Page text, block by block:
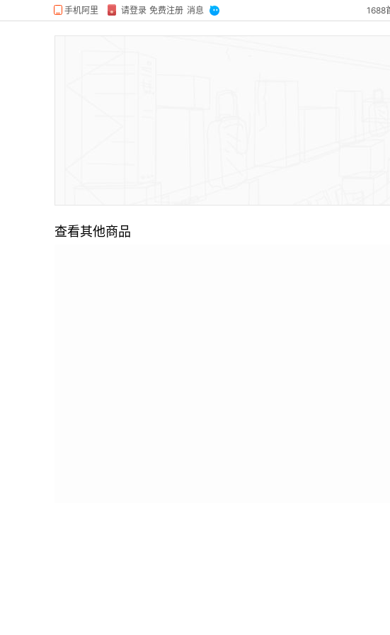
查看其他商品